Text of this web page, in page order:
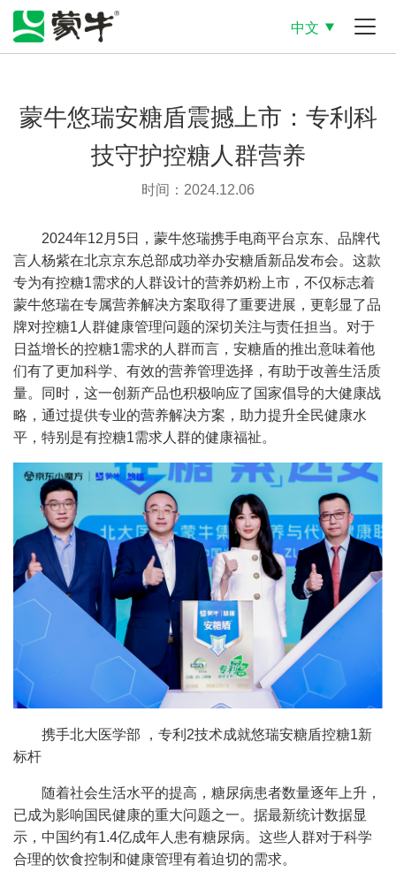
中文
蒙牛悠瑞安糖盾震撼上市：专利科
技守护控糖人群营养
时间：2024.12.06
2024年12月5日，蒙牛悠瑞携手电商平台京东、品牌代
言人杨紫在北京京东总部成功举办安糖盾新品发布会。这款
专为有控糖1需求的人群设计的营养奶粉上市，不仅标志着
蒙牛悠瑞在专属营养解决方案取得了重要进展，更彰显了品
牌对控糖1人群健康管理问题的深切关注与责任担当。对于
日益增长的控糖1需求的人群而言，安糖盾的推出意味着他
们有了更加科学、有效的营养管理选择，有助于改善生活质
量。同时，这一创新产品也积极响应了国家倡导的大健康战
略，通过提供专业的营养解决方案，助力提升全民健康水
平，特别是有控糖1需求人群的健康福祉。
携手北大医学部 ，专利2技术成就悠瑞安糖盾控糖1新
标杆
随着社会生活水平的提高，糖尿病患者数量逐年上升，
已成为影响国民健康的重大问题之一。据最新统计数据显
示，中国约有1.4亿成年人患有糖尿病。这些人群对于科学
合理的饮食控制和健康管理有着迫切的需求。